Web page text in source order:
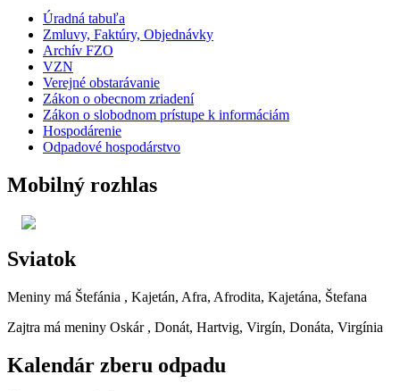
Úradná tabuľa
Zmluvy, Faktúry, Objednávky
Archív FZO
VZN
Verejné obstarávanie
Zákon o obecnom zriadení
Zákon o slobodnom prístupe k informáciám
Hospodárenie
Odpadové hospodárstvo
Mobilný rozhlas
Sviatok
Meniny má Štefánia , Kajetán, Afra, Afrodita, Kajetána, Štefana
Zajtra má meniny Oskár , Donát, Hartvig, Virgín, Donáta, Virgínia
Kalendár zberu odpadu